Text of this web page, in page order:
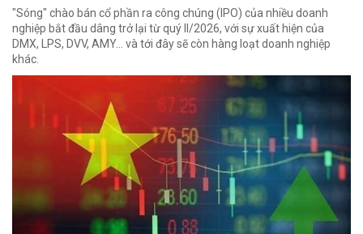
"Sóng" chào bán cổ phần ra công chúng (IPO) của nhiều doanh
nghiệp bắt đầu dâng trở lại từ quý II/2026, với sự xuất hiện của
DMX, LPS, DVV, AMY... và tới đây sẽ còn hàng loạt doanh nghiệp
khác.